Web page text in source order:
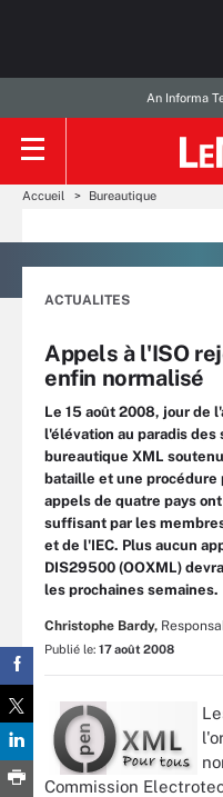
An Informa
Accueil Bureautique
ACTUALITES
Appels à l'ISO
enfin normalisé
Le 15 août 2008, jour de
l'élévation au paradis
bureautique XML
bataille et une
appels de quatre pays
suffisant par les
et de l'IEC. Plus aucun
DIS29500 (OOXML)
les prochaines semaines.
Christophe Bardy,
Publié le: 17 août 2008
Commission